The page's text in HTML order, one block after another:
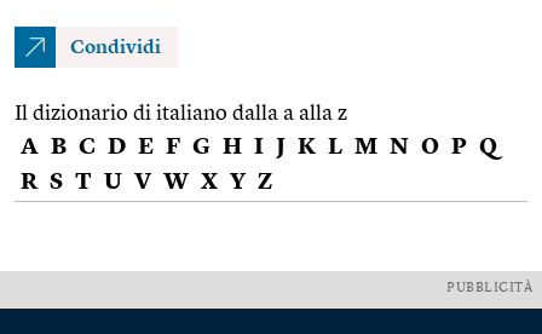
Condividi
Il dizionario di italiano dalla a alla z
A B C D E F G H I J K L M N O P Q
R S T U V W X Y Z
PUBBLICITÀ